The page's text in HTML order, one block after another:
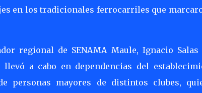
en los tradicionales ferrocarriles que
regional de SENAMA Maule, Ignacio
llevó a cabo en dependencias del
personas mayores de distintos clubes,